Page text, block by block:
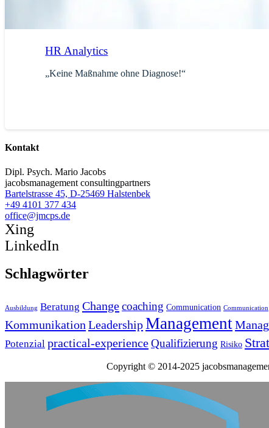
HR Analytics
„Keine Maßnahme ohne Diagnose!“
Kontakt
Dipl. Psych. Mario Jacobs
jacobsmanagement consultingpartners
Bartelstrasse 45, D-25469 Halstenbek
+49 4101 377 434
office@jmcps.de
Xing
LinkedIn
Schlagwörter
Ausbildung Beratung Changecoaching Communication Communication
Kommunikation LeadershipManagement
Potenzial practical-experienceQualifizierung Risiko
Copyright © 2014-2025